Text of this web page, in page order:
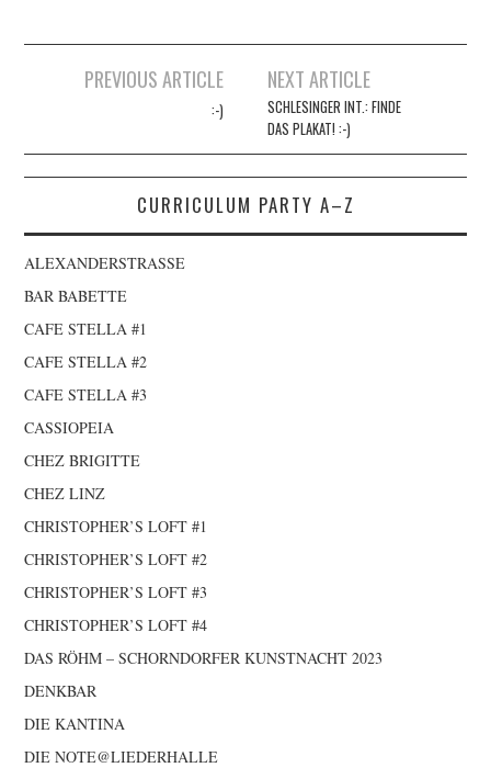
Artikel-
Navigation
PREVIOUS ARTICLE
:-)
NEXT ARTICLE
SCHLESINGER INT.: FINDE
DAS PLAKAT! :-)
CURRICULUM PARTY A–Z
ALEXANDERSTRASSE
BAR BABETTE
CAFE STELLA #1
CAFE STELLA #2
CAFE STELLA #3
CASSIOPEIA
CHEZ BRIGITTE
CHEZ LINZ
CHRISTOPHER’S LOFT #1
CHRISTOPHER’S LOFT #2
CHRISTOPHER’S LOFT #3
CHRISTOPHER’S LOFT #4
DAS RÖHM – SCHORNDORFER KUNSTNACHT 2023
DENKBAR
DIE KANTINA
DIE NOTE@LIEDERHALLE